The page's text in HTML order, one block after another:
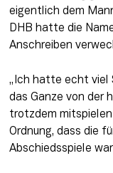
eigentlich dem
DHB hatte die
Anschreiben
„Ich hatte echt viel
das Ganze von der
trotzdem mitspielen
Ordnung, dass die
Abschiedsspiele